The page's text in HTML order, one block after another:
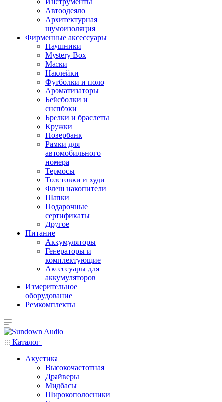
Инструменты
Автоодеяло
Архитектурная
шумоизоляция
Фирменные аксессуары
Наушники
Mystery Box
Маски
Наклейки
Футболки и поло
Ароматизаторы
Бейсболки и
снепбэки
Брелки и браслеты
Кружки
Повербанк
Рамки для
автомобильного
номера
Термосы
Толстовки и худи
Флеш накопители
Шапки
Подарочные
сертификаты
Другое
Питание
Аккумуляторы
Генераторы и
комплектующие
Аксессуары для
аккумуляторов
Измерительное
оборудование
Ремкомплекты
Каталог
Акустика
Высокочастотная
Драйверы
Мидбасы
Широкополосники